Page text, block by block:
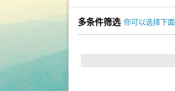
多条件筛选 你可以选择下